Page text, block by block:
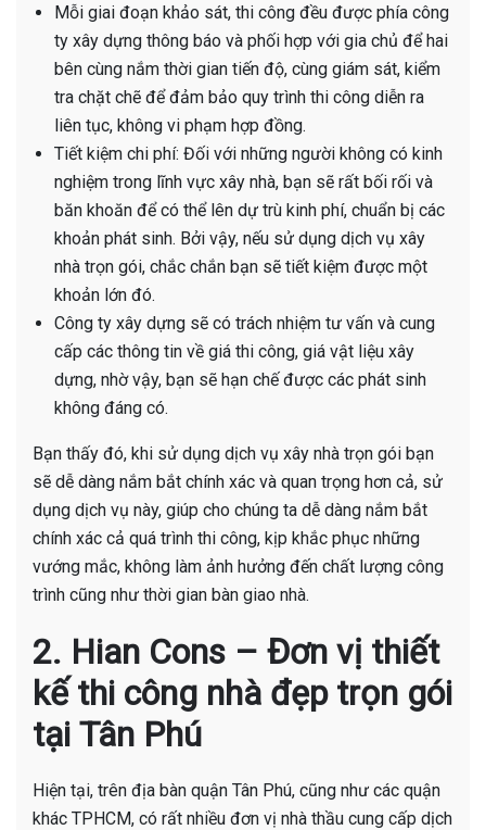
Mỗi giai đoạn khảo sát, thi công đều được phía công
ty xây dựng thông báo và phối hợp với gia chủ để hai
bên cùng nắm thời gian tiến độ, cùng giám sát, kiểm
tra chặt chẽ để đảm bảo quy trình thi công diễn ra
liên tục, không vi phạm hợp đồng.
Tiết kiệm chi phí: Đối với những người không có kinh
nghiệm trong lĩnh vực xây nhà, bạn sẽ rất bối rối và
băn khoăn để có thể lên dự trù kinh phí, chuẩn bị các
khoản phát sinh. Bởi vậy, nếu sử dụng dịch vụ xây
nhà trọn gói, chắc chắn bạn sẽ tiết kiệm được một
khoản lớn đó.
Công ty xây dựng sẽ có trách nhiệm tư vấn và cung
cấp các thông tin về giá thi công, giá vật liệu xây
dựng, nhờ vậy, bạn sẽ hạn chế được các phát sinh
không đáng có.
Bạn thấy đó, khi sử dụng dịch vụ xây nhà trọn gói bạn
sẽ dễ dàng nắm bắt chính xác và quan trọng hơn cả, sử
dụng dịch vụ này, giúp cho chúng ta dễ dàng nắm bắt
chính xác cả quá trình thi công, kịp khắc phục những
vướng mắc, không làm ảnh hưởng đến chất lượng công
trình cũng như thời gian bàn giao nhà.
2. Hian Cons – Đơn vị thiết
kế thi công nhà đẹp trọn gói
tại Tân Phú
Hiện tại, trên địa bàn quận Tân Phú, cũng như các quận
khác TPHCM, có rất nhiều đơn vị nhà thầu cung cấp dịch